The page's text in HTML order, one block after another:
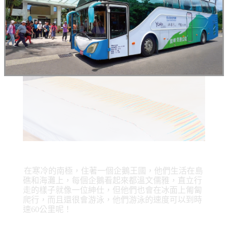
在寒冷的南極，住著一個企鵝王國，他們生活在島
礁和海灘上，每個企鵝看起來都溫文儒雅，直立行
走的樣子就像一位紳仕，但他們也會在冰面上匍匐
爬行，而且還很會游泳，他們游泳的速度可以到時
速60公里呢！